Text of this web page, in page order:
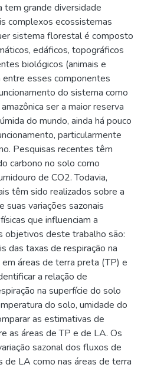
tem grande diversidade
complexos ecossistemas
sistema florestal é composto
edáficos, topográficos
biológicos (animais e
esses componentes
do sistema como
ser a maior reserva
do mundo, ainda há pouco
particularmente
Pesquisas recentes têm
carbono no solo como
de CO2. Todavia,
têm sido realizados sobre a
suas variações sazonais
que influenciam a
objetivos deste trabalho são:
das taxas de respiração na
áreas de terra preta (TP) e
a relação de
na superfície do solo
do solo, umidade do
as estimativas de
as áreas de TP e de LA. Os
sazonal dos fluxos de
de LA como nas áreas de terra